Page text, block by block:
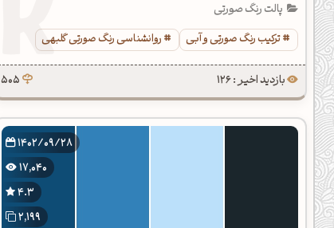
پالت رنگ صورتی
ترکیب رنگ صورتی و آبی
روانشناسی رنگ صورتی گلبهی
بازدید اخیر : 126 505
1402/09/28
17,040
4.3
2,199